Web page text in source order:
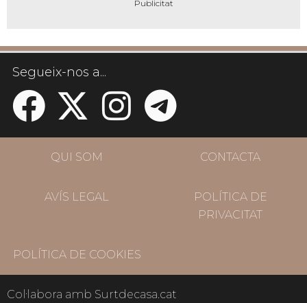
Segueix-nos a...
QUI SOM CONTACTA
AVÍS LEGAL
POLÍTICA DE
PRIVACITAT
POLÍTICA DE COOKIES
Col·labora amb Surtdecasa.cat